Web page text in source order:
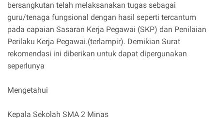
bersangkutan telah melaksanakan tugas sebagai
guru/tenaga fungsional dengan hasil seperti tercantum
pada capaian Sasaran Kerja Pegawai (SKP) dan Penilaian
Perilaku Kerja Pegawai.(terlampir). Demikian Surat
rekomendasi ini diberikan untuk dapat dipergunakan
seperlunya
Mengetahui
Kepala Sekolah SMA 2 Minas